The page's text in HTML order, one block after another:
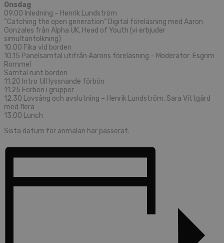
Onsdag
09.00 Inledning – Henrik Lundström
“Catching the open generation” Digital föreläsning med Aaron
Gonzales från Alpha UK, Head of Youth (vi erbjuder
simultantolkning)
10.00 Fika vid borden
10.15 Panelsamtal utifrån Aarons föreläsning – Moderator: Esgrim
Rommel
Samtal runt borden
11.20 Intro till lyssnande förbön
11.25 Förbön i grupper
12.30 Lovsång och avslutning – Henrik Lundström, Sara Vittgård
med flera
13.00 Lunch
Sista datum för anmälan har passerat.